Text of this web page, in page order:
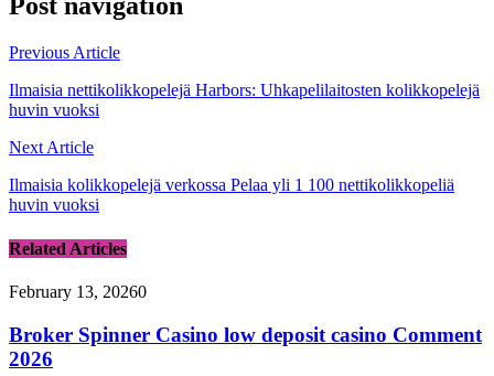
Post navigation
Previous Article
Ilmaisia ​​nettikolikkopelejä Harbors: Uhkapelilaitosten kolikkopelejä
huvin vuoksi
Next Article
Ilmaisia ​​kolikkopelejä verkossa Pelaa yli 1 100 nettikolikkopeliä
huvin vuoksi
Related Articles
February 13, 20260
Broker Spinner Casino low deposit casino Comment
2026